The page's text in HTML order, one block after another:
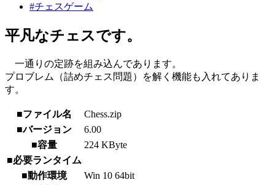
#チェスゲーム
平凡なチェスです。
一通りの定跡を組み込んであります。
プロブレム（詰めチェス問題）を解く機能も入れてありま
す。
■ファイル名
Chess.zip
■バージョン
6.00
■容量
224 KByte
■必要ランタイム
■動作環境
Win 10 64bit